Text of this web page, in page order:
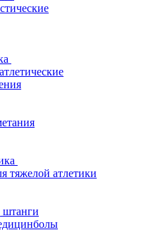
тяжелой атлетики